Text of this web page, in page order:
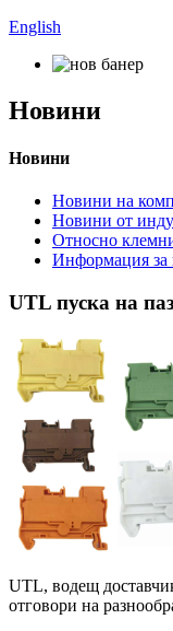
English
Новини
Новини
Новини на
Новини от
Относно
Информация за
UTL пуска на
UTL, водещ
отговори на